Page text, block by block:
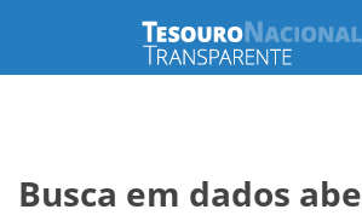
Busca em dados